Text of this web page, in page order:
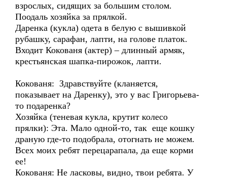
взрослых, сидящих за большим столом.
Поодаль хозяйка за прялкой.
Даренка (кукла) одета в белую с вышивкой
рубашку, сарафан, лапти, на голове платок.
Входит Кокованя (актер) – длинный армяк,
крестьянская шапка-пирожок, лапти.
Кокованя: Здравствуйте (кланяется,
показывает на Даренку), это у вас Григорьева-
то подаренка?
Хозяйка (теневая кукла, крутит колесо
прялки): Эта. Мало одной-то, так еще кошку
драную где-то подобрала, отогнать не можем.
Всех моих ребят перецарапала, да еще корми
ее!
Кокованя: Не ласковы, видно, твои ребята. У